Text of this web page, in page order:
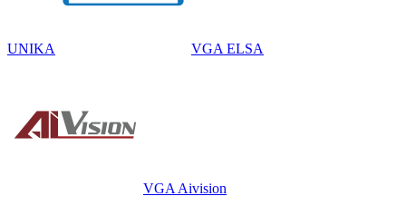
UNIKA VGA ELSA
VGA Aivision